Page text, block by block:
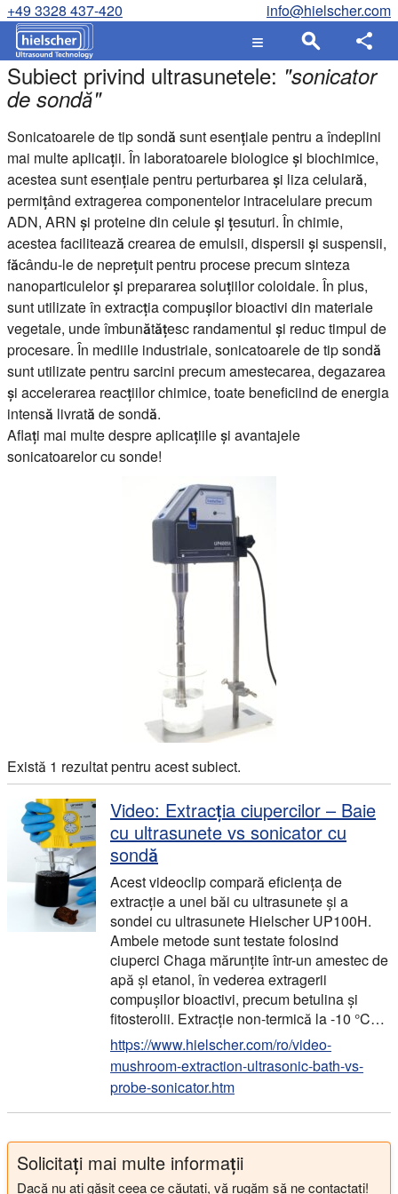
+49 3328 437-420 info@hielscher.com
Subiect privind ultrasunetele: "sonicator
de sondă"
Sonicatoarele de tip sondă sunt esențiale pentru a îndeplini
mai multe aplicații. În laboratoarele biologice și biochimice,
acestea sunt esențiale pentru perturbarea și liza celulară,
permițând extragerea componentelor intracelulare precum
ADN, ARN și proteine din celule și țesuturi. În chimie,
acestea facilitează crearea de emulsii, dispersii și suspensii,
făcându-le de neprețuit pentru procese precum sinteza
nanoparticulelor și prepararea soluțiilor coloidale. În plus,
sunt utilizate în extracția compușilor bioactivi din materiale
vegetale, unde îmbunătățesc randamentul și reduc timpul de
procesare. În mediile industriale, sonicatoarele de tip sondă
sunt utilizate pentru sarcini precum amestecarea, degazarea
și accelerarea reacțiilor chimice, toate beneficiind de energia
intensă livrată de sondă.
Aflați mai multe despre aplicațiile și avantajele
sonicatoarelor cu sonde!
Există 1 rezultat pentru acest subiect.
Video: Extracția ciupercilor – Baie
cu ultrasunete vs sonicator cu
sondă
Acest videoclip compară eficiența de
extracție a unei băi cu ultrasunete și a
sondei cu ultrasunete Hielscher UP100H.
Ambele metode sunt testate folosind
ciuperci Chaga mărunțite într-un amestec de
apă și etanol, în vederea extragerii
compușilor bioactivi, precum betulina și
fitosterolii. Extracție non-termică la -10 °C…
https://www.hielscher.com/ro/video-
mushroom-extraction-ultrasonic-bath-vs-
probe-sonicator.htm
Solicitați mai multe informații
Dacă nu ați găsit ceea ce căutați, vă rugăm să ne contactați!